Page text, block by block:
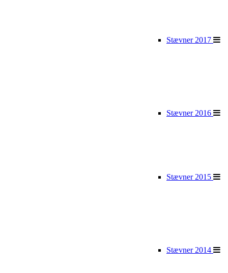
Stævner 2017
Stævner 2016
Stævner 2015
Stævner 2014